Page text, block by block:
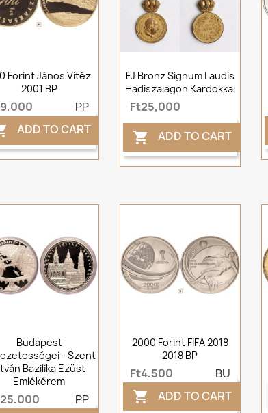
Forint János Vitéz
2001 BP
PP
ADD TO CART
FJ Bronz Signum Laudis
Hadiszalagon Kardokkal
Ft25,000
 ADD TO CART
Budapest
- Szent
Bazilika Ezüst
Emlékérem
PP
2000 Forint FIFA 2018
2018 BP
Ft4,500 BU
 ADD TO CART